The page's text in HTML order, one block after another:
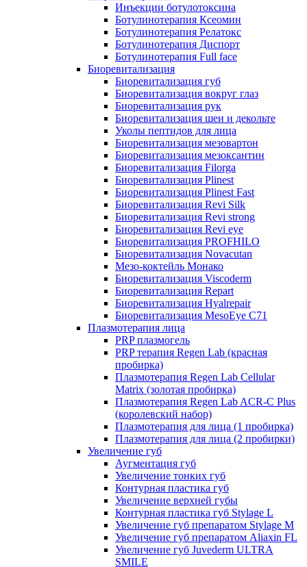
Инъекции ботулотоксина
Ботулинотерапия Ксеомин
Ботулинотерапия Релатокс
Ботулинотерапия Диспорт
Ботулинотерапия Full face
Биоревитализация
Биоревитализация губ
Биоревитализация вокруг глаз
Биоревитализация рук
Биоревитализация шеи и декольте
Уколы пептидов для лица
Биоревитализация мезовартон
Биоревитализация мезоксантин
Биоревитализация Filorga
Биоревитализация Plinest
Биоревитализация Plinest Fast
Биоревитализация Revi Silk
Биоревитализация Revi strong
Биоревитализация Revi eye
Биоревитализация PROFHILO
Биоревитализация Novacutan
Мезо-коктейль Монако
Биоревитализация Viscoderm
Биоревитализация Repart
Биоревитализация Hyalrepair
Биоревитализация MesoEye C71
Плазмотерапия лица
PRP плазмогель
PRP терапия Regen Lab (красная
пробирка)
Плазмотерапия Regen Lab Cellular
Matrix (золотая пробирка)
Плазмотерапия Regen Lab ACR-C Plus
(королевский набор)
Плазмотерапия для лица (1 пробирка)
Плазмотерапия для лица (2 пробирки)
Увеличение губ
Аугментация губ
Увеличение тонких губ
Контурная пластика губ
Увеличение верхней губы
Контурная пластика губ Stylage L
Увеличение губ препаратом Stylage M
Увеличение губ препаратом Aliaxin FL
Увеличение губ Juvederm ULTRA
SMILE